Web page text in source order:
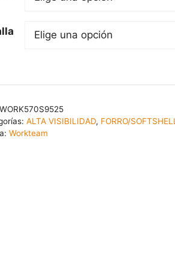
WORK570S9525
ALTA VISIBILIDAD, FORRO/
Workteam